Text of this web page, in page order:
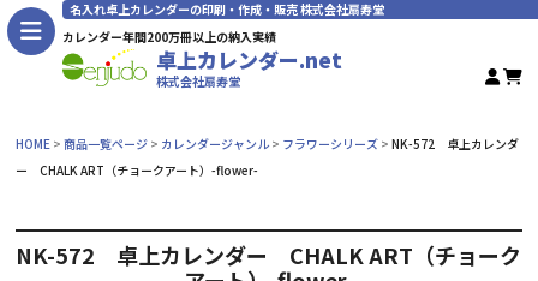
名入れ卓上カレンダーの印刷・作成・販売 株式会社扇寿堂
カレンダー年間200万冊以上の納入実績
卓上カレンダー.net
株式会社扇寿堂
HOME 商品一覧ページ カレンダージャンル フラワーシリーズ
NK-572 卓上カレンダ
ー CHALK ART（チョークアート）-flower-
NK-572 卓上カレンダー CHALK ART（チョーク